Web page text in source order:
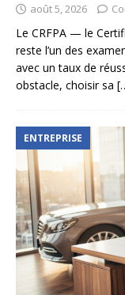
août 5, 2026
Le CRFPA — le
reste l’un des
avec un taux de
obstacle, choisir sa
ENTREPRISE